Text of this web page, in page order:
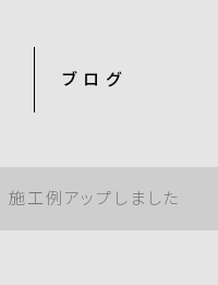
ブログ
施工例アップしました